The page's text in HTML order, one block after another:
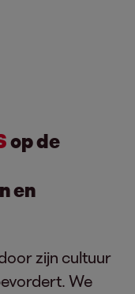
op de
en
zijn cultuur
We